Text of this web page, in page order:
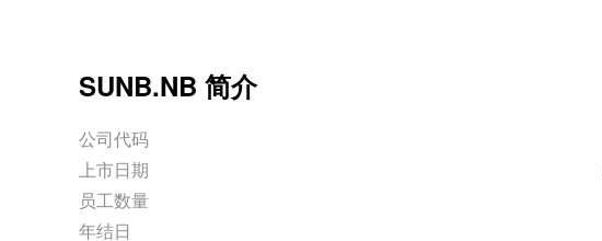
SUNB.NB 简介
公司代码
上市日期
员工数量
年结日